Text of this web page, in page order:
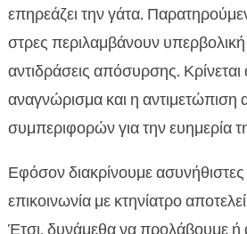
επηρεάζει την γάτα.
στρες περιλαμβάνουν υπερβολική
αντιδράσεις απόσυρσης. Κρίνεται
αναγνώρισμα και η
συμπεριφορών για την ευημερία
Εφόσον διακρίνουμε
επικοινωνία με κτηνίατρο
Έτσι, δυνάμεθα να προλάβουμε ή